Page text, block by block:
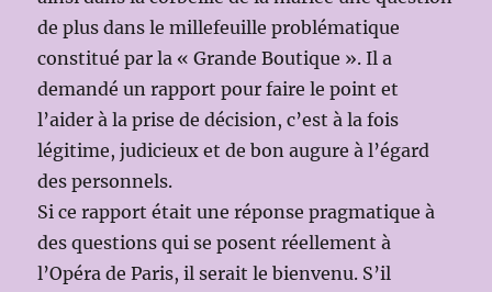
de plus dans le millefeuille problématique
constitué par la « Grande Boutique ». Il a
demandé un rapport pour faire le point et
l’aider à la prise de décision, c’est à la fois
légitime, judicieux et de bon augure à l’égard
des personnels.
Si ce rapport était une réponse pragmatique à
des questions qui se posent réellement à
l’Opéra de Paris, il serait le bienvenu. S’il